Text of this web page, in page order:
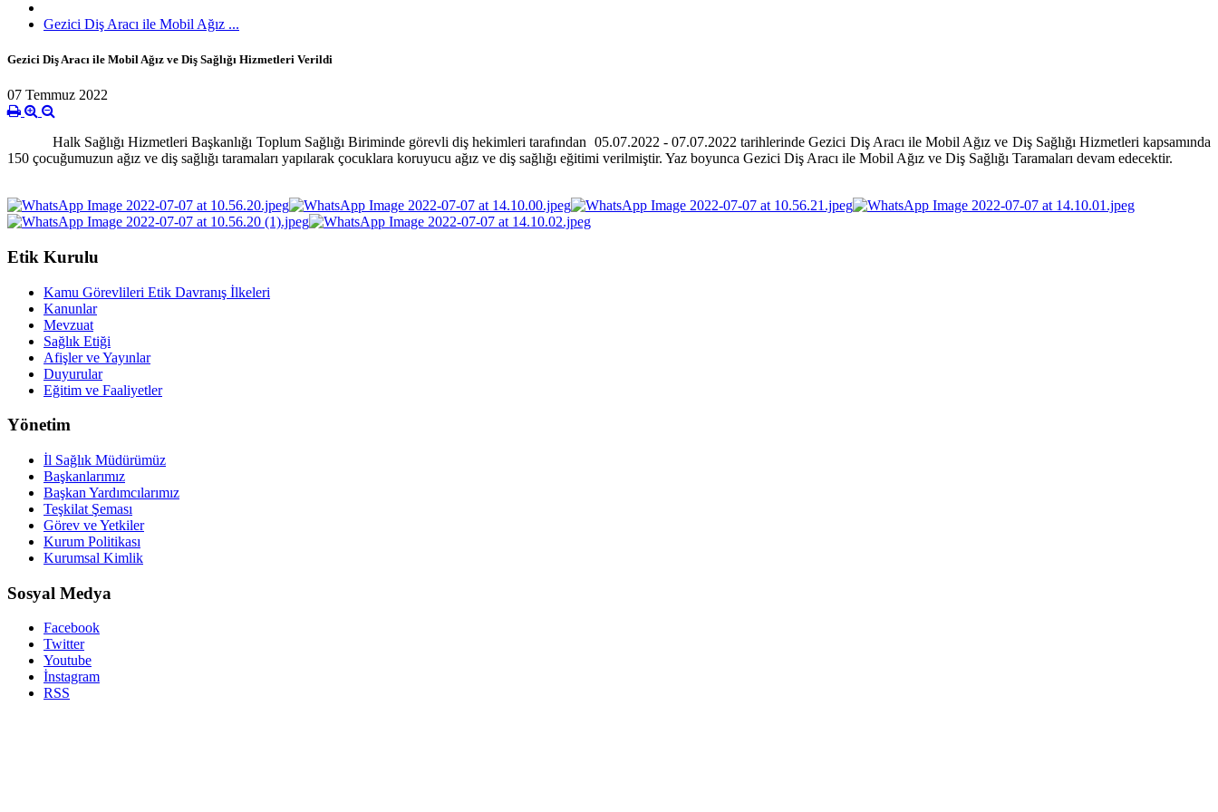
Gezici Diş Aracı ile Mobil Ağız ...
Gezici Diş Aracı ile Mobil Ağız ve Diş Sağlığı Hizmetleri Verildi
07 Temmuz 2022
Halk Sağlığı Hizmetleri Başkanlığı Toplum Sağlığı Biriminde görevli diş hekimleri tarafından 05.07.2022 - 07.07.2022 tarihlerinde Gezici Diş Aracı ile Mobil Ağız ve Diş Sağlığı Hizmetleri kapsamında
150 çocuğumuzun ağız ve diş sağlığı taramaları yapılarak çocuklara koruyucu ağız ve diş sağlığı eğitimi verilmiştir. Yaz boyunca Gezici Diş Aracı ile Mobil Ağız ve Diş Sağlığı Taramaları devam edecektir.
Etik Kurulu
Kamu Görevlileri Etik Davranış İlkeleri
Kanunlar
Mevzuat
Sağlık Etiği
Afişler ve Yayınlar
Duyurular
Eğitim ve Faaliyetler
Yönetim
İl Sağlık Müdürümüz
Başkanlarımız
Başkan Yardımcılarımız
Teşkilat Şeması
Görev ve Yetkiler
Kurum Politikası
Kurumsal Kimlik
Sosyal Medya
Facebook
Twitter
Youtube
İnstagram
RSS